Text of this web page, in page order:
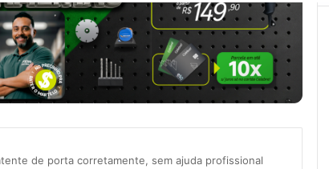
de porta corretamente, sem ajuda profissional